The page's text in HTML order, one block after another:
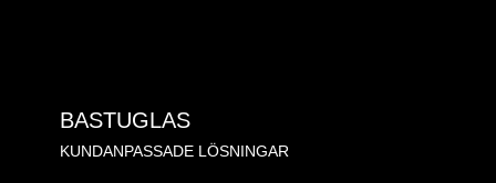
BASTUGLAS
KUNDANPASSADE LÖSNINGAR